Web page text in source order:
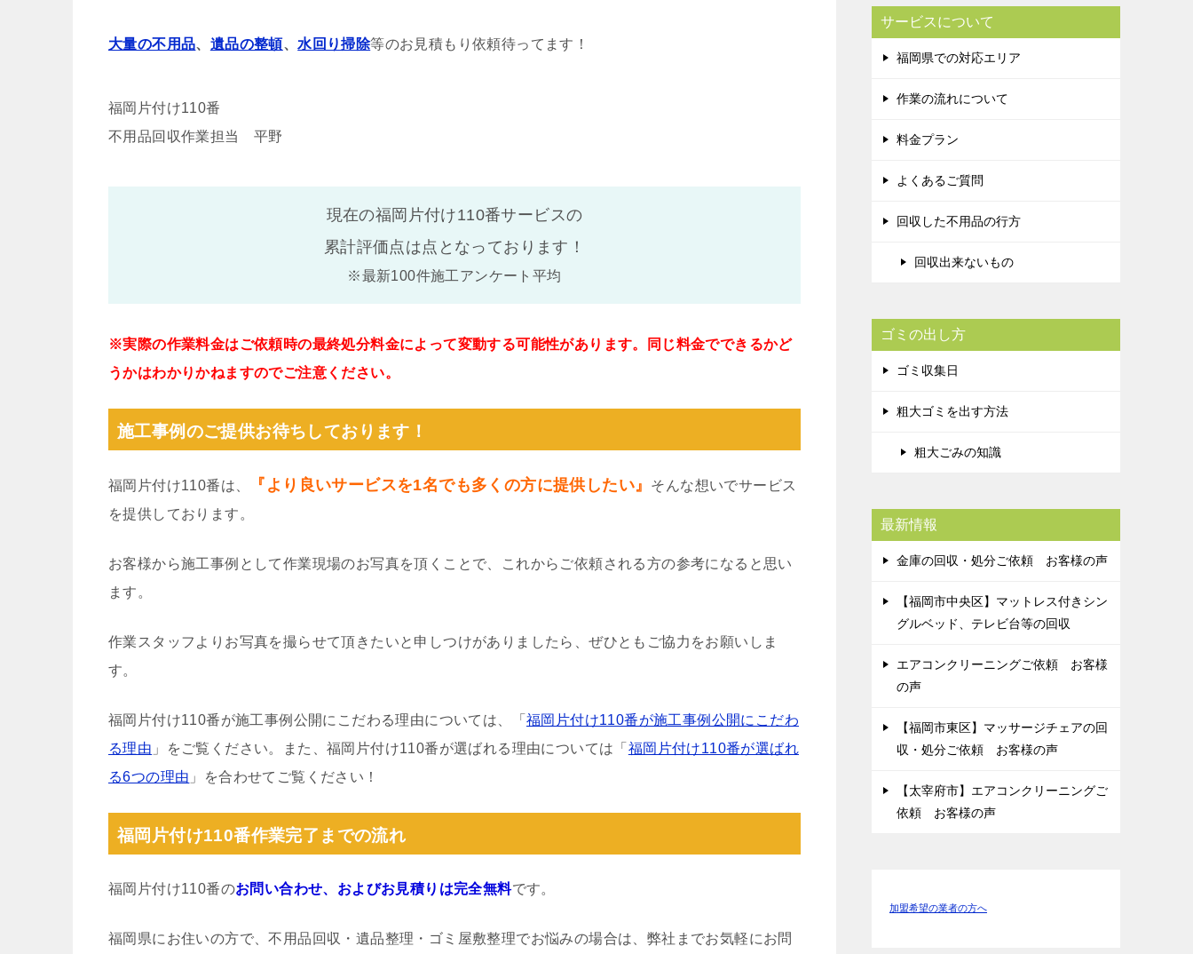
大量の不用品、 遺品の整頓、 水回り掃除等のお見積もり依頼待ってます！
福岡片付け110番
不用品回収作業担当 平野
現在の福岡片付け110番サービスの
累計評価点は点となっております！
※最新100件施工アンケート平均
※実際の作業料金はご依頼時の最終処分料金によって変動する可能性があります。同じ料金でできるかど
うかはわかりかねますのでご注意ください。
施工事例のご提供お待ちしております！
福岡片付け110番は、 『より良いサービスを1名でも多くの方に提供したい』
そんな想いでサービス
を提供しております。
お客様から施工事例として作業現場のお写真を頂くことで、これからご依頼される方の参考になると思い
ます。
作業スタッフよりお写真を撮らせて頂きたいと申しつけがありましたら、ぜひともご協力をお願いしま
す。
福岡片付け110番が施工事例公開にこだわる理由については、「 福岡片付け110番が施工事例公開にこだわ
る理由 」をご覧ください。また、福岡片付け110番が選ばれる理由については「 福岡片付け110番が選ばれ
る6つの理由 」を合わせてご覧ください！
福岡片付け110番作業完了までの流れ
福岡片付け110番のお問い合わせ、およびお見積りは完全無料です。
福岡県にお住いの方で、不用品回収・遺品整理・ゴミ屋敷整理でお悩みの場合は、弊社までお気軽にお問
サービスについて
福岡県での対応エリア
作業の流れについて
料金プラン
よくあるご質問
回収した不用品の行方
回収出来ないもの
ゴミの出し方
ゴミ収集日
粗大ゴミを出す方法
粗大ごみの知識
最新情報
金庫の回収・処分ご依頼 お客様の声
【福岡市中央区】マットレス付きシン
グルベッド、テレビ台等の回収
エアコンクリーニングご依頼 お客様
の声
【福岡市東区】マッサージチェアの回
収・処分ご依頼 お客様の声
【太宰府市】エアコンクリーニングご
依頼 お客様の声
加盟希望の業者の方へ